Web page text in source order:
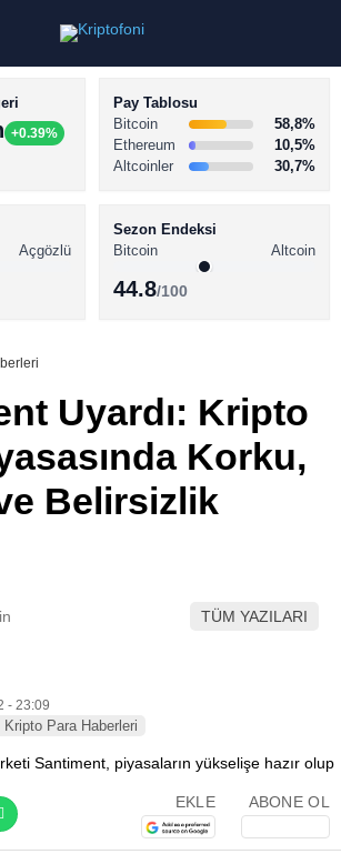
Youtube
TikTok
+0.39%
Pay Tablosu
Bitcoin
58,8%
Ethereum
10,5%
Altcoinler
30,7%
Açgözlü
Sezon Endeksi
Bitcoin
Altcoin
44.8/100
Uyardı: Kripto
Korku,
Belirsizlik
TÜM YAZILARI
- 23:09
Kripto Para Haberleri
EKLE ABONE OL